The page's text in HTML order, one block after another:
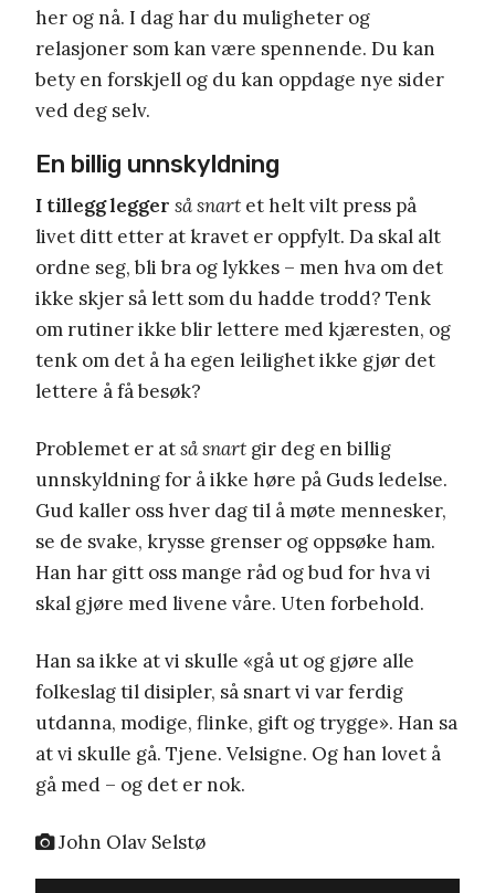
her og nå. I dag har du muligheter og
relasjoner som kan være spennende. Du kan
bety en forskjell og du kan oppdage nye sider
ved deg selv.
En billig unnskyldning
I tillegg legger så snart et helt vilt press på
livet ditt etter at kravet er oppfylt. Da skal alt
ordne seg, bli bra og lykkes – men hva om det
ikke skjer så lett som du hadde trodd? Tenk
om rutiner ikke blir lettere med kjæresten, og
tenk om det å ha egen leilighet ikke gjør det
lettere å få besøk?
Problemet er atså snart gir deg en billig
unnskyldning for å ikke høre på Guds ledelse.
Gud kaller oss hver dag til å møte mennesker,
se de svake, krysse grenser og oppsøke ham.
Han har gitt oss mange råd og bud for hva vi
skal gjøre med livene våre. Uten forbehold.
Han sa ikke at vi skulle «gå ut og gjøre alle
folkeslag til disipler, så snart vi var ferdig
utdanna, modige, flinke, gift og trygge». Han sa
at vi skulle gå. Tjene. Velsigne. Og han lovet å
gå med – og det er nok.
John Olav Selstø